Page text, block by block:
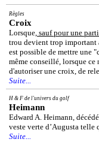
Règles
Croix
Lorsque, sauf pour une
trou devient trop important
est possible de mettre une
même conseillé, lorsque
d'autoriser une croix, de
Suite...
H & F de l'univers du golf
Heimann
Edward A. Heimann,
veste verte d’Augusta telle
Suite...